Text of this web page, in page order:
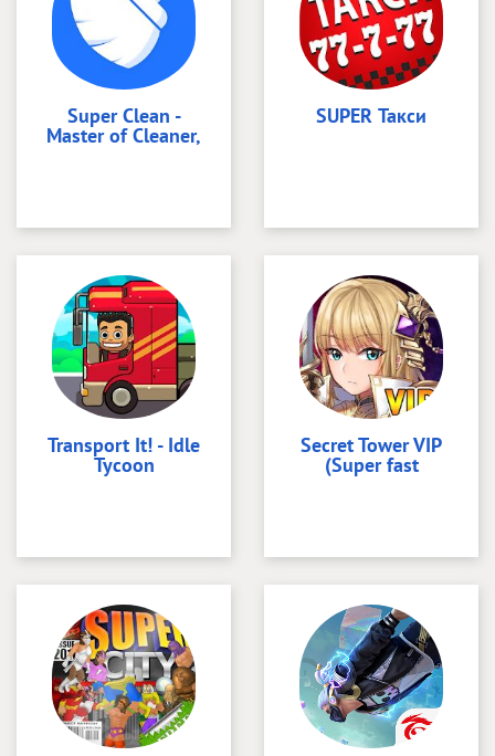
Super Clean -
Master of Cleaner,
SUPER Такси
Transport It! - Idle
Tycoon
Secret Tower VIP
(Super fast